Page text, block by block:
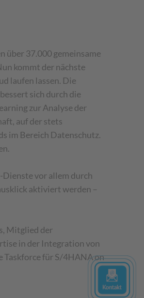
über 37.000 gemeinsame
kommt der nächste
laufen lassen. Die
sich durch die
zur Analyse der
auf der stets
im Bereich Datenschutz.
vor allem durch
aktiviert werden –
Mitglied der
in der Integration von
Taskforce für S/4HANA on